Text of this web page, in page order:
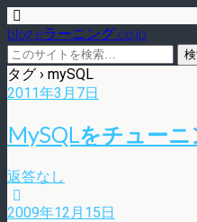
blog.eラーニング.co.jp
タグ › mySQL
2011年3月7日
MySQLをチューニ
返答なし
2009年12月15日